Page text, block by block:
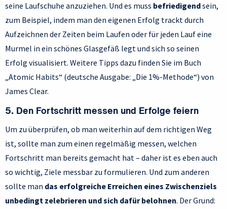
seine Laufschuhe anzuziehen. Und es muss befriedigendsein,
zum Beispiel, indem man den eigenen Erfolg trackt durch
Aufzeichnen der Zeiten beim Laufen oder für jeden Lauf eine
Murmel in ein schönes Glasgefäß legt und sich so seinen
Erfolg visualisiert. Weitere Tipps dazu finden Sie im Buch
„Atomic Habits“ (deutsche Ausgabe: „Die 1%-Methode“) von
James Clear.
5. Den Fortschritt messen und Erfolge feiern
Um zu überprüfen, ob man weiterhin auf dem richtigen Weg
ist, sollte man zum einen regelmäßig messen, welchen
Fortschritt man bereits gemacht hat – daher ist es eben auch
so wichtig, Ziele messbar zu formulieren. Und zum anderen
sollte man das erfolgreiche Erreichen eines Zwischenziels
unbedingt zelebrieren und sich dafür belohnen. Der Grund: